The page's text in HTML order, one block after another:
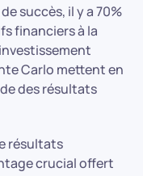
succès, il y a 70%
financiers à la
Carlo mettent en
des résultats
résultats
crucial offert